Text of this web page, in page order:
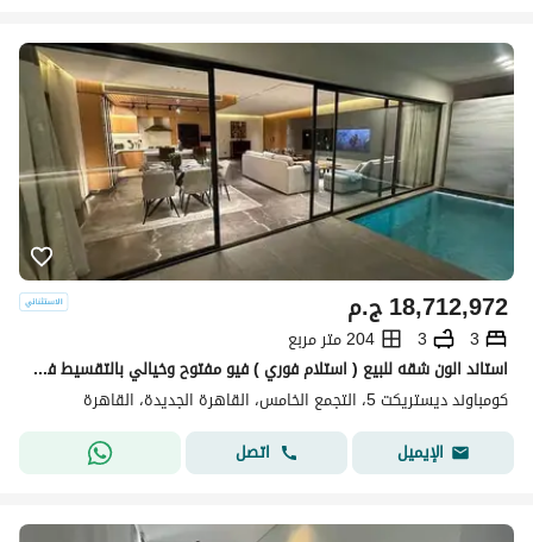
ج.م18,712,972
3
3
204 متر مربع
استاند الون شقه للبيع ( استلام فوري ) فيو مفتوح وخيالي بالتقسيط في كمبوند ديستركت 5 في التجمع الخامس بجوار نيو قطاميه
كومباوند ديستريكت 5، التجمع الخامس، القاهرة الجديدة، القاهرة
الإيميل
اتصل